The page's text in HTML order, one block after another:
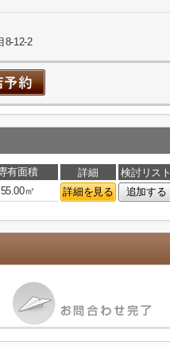
8-12-2
有面積 詳細
検討リスト
55.00㎡ 詳細を見る 追加する